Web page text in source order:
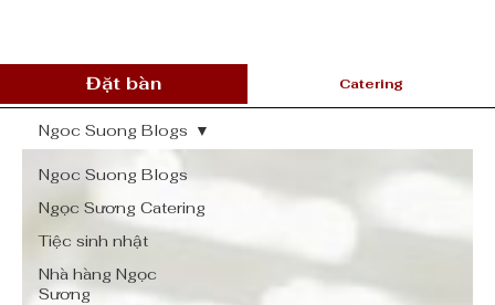
Catering
Đặt bàn
Ngoc Suong Blogs
Ngọc Sương Catering
Tiệc sinh nhật
Nhà hàng Ngọc
Sương
Ngoc Suong Blogs